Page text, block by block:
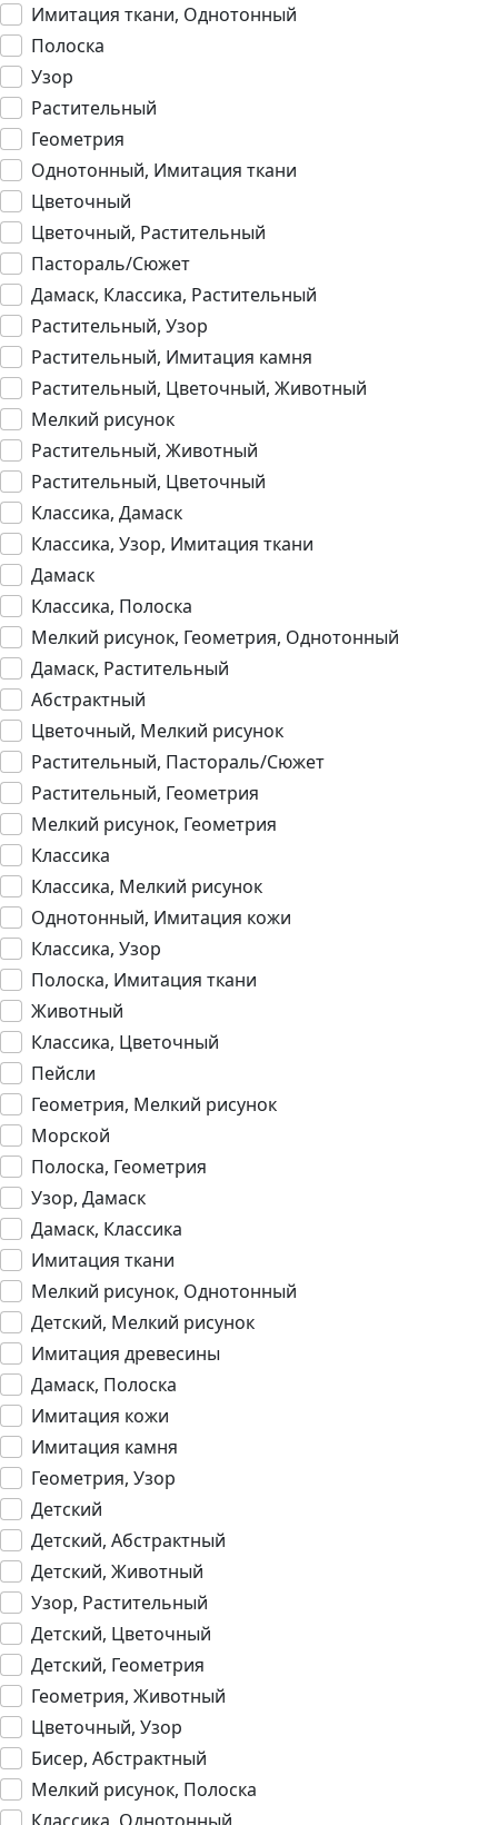
Имитация ткани, Однотонный
Полоска
Узор
Растительный
Геометрия
Однотонный, Имитация ткани
Цветочный
Цветочный, Растительный
Пастораль/Сюжет
Дамаск, Классика, Растительный
Растительный, Узор
Растительный, Имитация камня
Растительный, Цветочный, Животный
Мелкий рисунок
Растительный, Животный
Растительный, Цветочный
Классика, Дамаск
Классика, Узор, Имитация ткани
Дамаск
Классика, Полоска
Мелкий рисунок, Геометрия, Однотонный
Дамаск, Растительный
Абстрактный
Цветочный, Мелкий рисунок
Растительный, Пастораль/Сюжет
Растительный, Геометрия
Мелкий рисунок, Геометрия
Классика
Классика, Мелкий рисунок
Однотонный, Имитация кожи
Классика, Узор
Полоска, Имитация ткани
Животный
Классика, Цветочный
Пейсли
Геометрия, Мелкий рисунок
Морской
Полоска, Геометрия
Узор, Дамаск
Дамаск, Классика
Имитация ткани
Мелкий рисунок, Однотонный
Детский, Мелкий рисунок
Имитация древесины
Дамаск, Полоска
Имитация кожи
Имитация камня
Геометрия, Узор
Детский
Детский, Абстрактный
Детский, Животный
Узор, Растительный
Детский, Цветочный
Детский, Геометрия
Геометрия, Животный
Цветочный, Узор
Бисер, Абстрактный
Мелкий рисунок, Полоска